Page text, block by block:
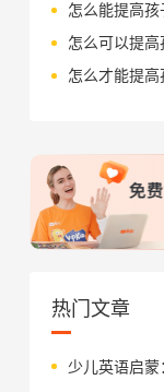
怎么能提高
怎么可以提
怎么才能提
热门文章
少儿英语启